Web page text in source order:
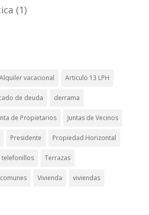
(1)
Alquiler vacacional Articulo 13 LPH
de deuda derrama
de Propietarios Juntas de Vecinos
Presidente Propiedad Horizontal
telefonillos Terrazas
Vivienda viviendas